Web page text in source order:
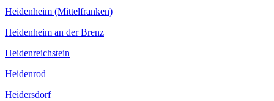
Heidenheim (Mittelfranken)
Heidenheim an der Brenz
Heidenreichstein
Heidenrod
Heidersdorf